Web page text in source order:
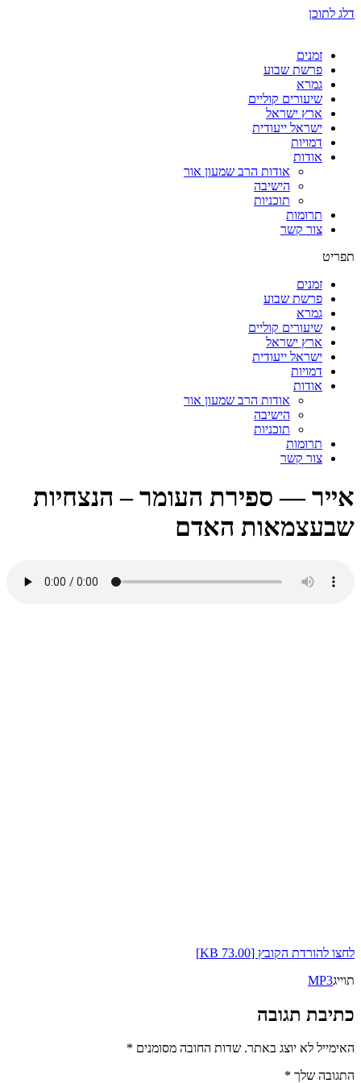
דלג לתוכן
זמנים
פרשת שבוע
גמרא
שיעורים קוליים
ארץ ישראל
ישראל ייעודית
דמויות
אודות
אודות הרב שמעון אור
הישיבה
תוכניות
תרומות
צור קשר
תפריט
זמנים
פרשת שבוע
גמרא
שיעורים קוליים
ארץ ישראל
ישראל ייעודית
דמויות
אודות
אודות הרב שמעון אור
הישיבה
תוכניות
תרומות
צור קשר
אייר — ספירת העומר – הנצחיות
שבעצמאות האדם
לחצו להורדת הקובץ [73.00 KB]
תוייגMP3
כתיבת תגובה
האימייל לא יוצג באתר. שדות החובה מסומנים *
התגובה שלך *